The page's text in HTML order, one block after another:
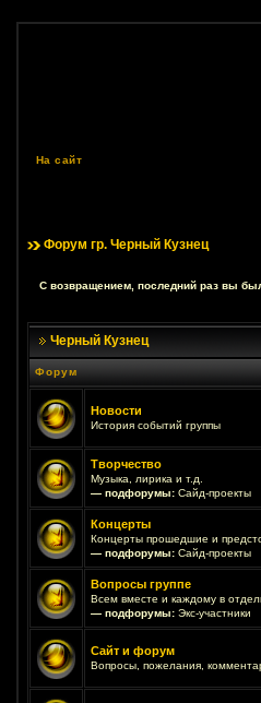
На сайт
Форум гр. Черный Кузнец
С возвращением, последний раз вы
Черный Кузнец
Форум
Новости
История событий группы
Творчество
Музыка, лирика и т.д.
— подфорумы: Сайд-проекты
Концерты
Концерты прошедшие и
— подфорумы: Сайд-проекты
Вопросы группе
Всем вместе и каждому в
— подфорумы: Экс-участники
Сайт и форум
Вопросы, пожелания,